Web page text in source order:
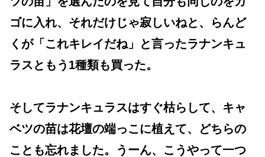
ゴに入れ、それだけじゃ寂しいねと、らんど
くが「これキレイだね」と言ったラナンキュ
ラスともう1種類も買った。
そしてラナンキュラスはすぐ枯らして、キャ
ベツの苗は花壇の端っこに植えて、どちらの
ことも忘れました。うーん、こうやって一つ